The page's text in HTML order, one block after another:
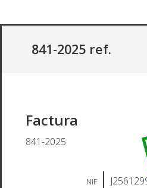
841-2025 ref.
Factura
841-2025
NIF